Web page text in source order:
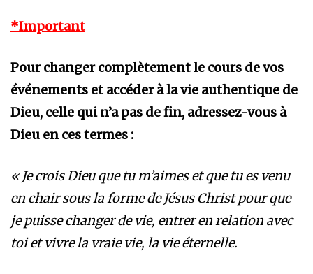
*Important
Pour changer complètement le cours de vos
événements et accéder à la vie authentique de
Dieu, celle qui n’a pas de fin, adressez-vous à
Dieu en ces termes :
« Je crois Dieu que tu m’aimes et que tu es venu
en chair sous la forme de Jésus Christ pour que
je puisse changer de vie, entrer en relation avec
toi et vivre la vraie vie, la vie éternelle.